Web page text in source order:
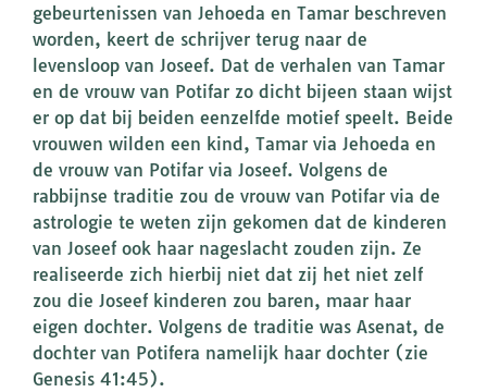
gebeurtenissen van Jehoeda en Tamar beschreven
worden, keert de schrijver terug naar de
levensloop van Joseef. Dat de verhalen van Tamar
en de vrouw van Potifar zo dicht bijeen staan wijst
er op dat bij beiden eenzelfde motief speelt. Beide
vrouwen wilden een kind, Tamar via Jehoeda en
de vrouw van Potifar via Joseef. Volgens de
rabbijnse traditie zou de vrouw van Potifar via de
astrologie te weten zijn gekomen dat de kinderen
van Joseef ook haar nageslacht zouden zijn. Ze
realiseerde zich hierbij niet dat zij het niet zelf
zou die Joseef kinderen zou baren, maar haar
eigen dochter. Volgens de traditie was Asenat, de
dochter van Potifera namelijk haar dochter (zie
Genesis 41:45).